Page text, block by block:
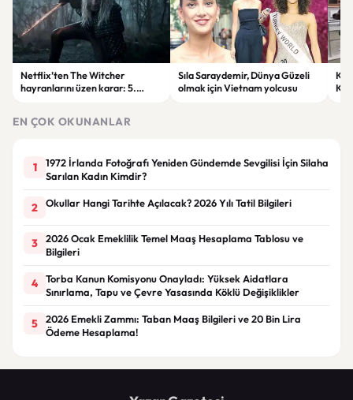
Netflix’ten The Witcher
hayranlarını üzen karar: 5.
Sıla Saraydemir, Dünya Güzeli
olmak için Vietnam yolcusu
Kar
EN ÇOK OKUNANLAR
1
1972 İrlanda Fotoğrafı Yeniden Gündemde Sevgilisi İçin Silaha
Sarılan Kadın Kimdir?
2 Okullar Hangi Tarihte Açılacak? 2026 Yılı Tatil Bilgileri
3
2026 Ocak Emeklilik Temel Maaş Hesaplama Tablosu ve
Bilgileri
4
Torba Kanun Komisyonu Onayladı: Yüksek Aidatlara
Sınırlama, Tapu ve Çevre Yasasında Köklü Değişiklikler
5
2026 Emekli Zammı: Taban Maaş Bilgileri ve 20 Bin Lira
Ödeme Hesaplama!